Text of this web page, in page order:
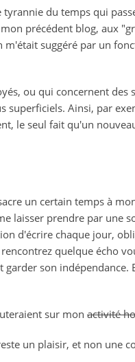
du temps qui
précédent blog, aux
m'était suggéré par un
ou qui concernent des
superficiels. Ainsi, par
le seul fait qu'un
un certain temps à
laisser prendre par une
d'écrire chaque jour,
quelque écho
son indépendance.
sur mon activité
un plaisir, et non une